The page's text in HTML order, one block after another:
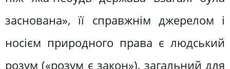
заснована», її справжнім джерелом і
носієм природного права є людський
розум («розум є закон»), загальний для